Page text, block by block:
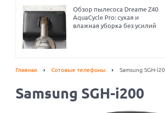
Обзор пылесоса Dreame Z40
AquaCycle Pro: сухая и
влажная уборка без усилий
Главная Сотовые телефоны Samsung SGH-
Samsung SGH-i200